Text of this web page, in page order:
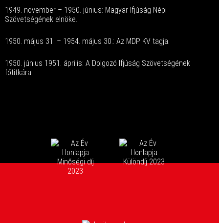
1949. november – 1950. június: Magyar Ifjúság Népi
Szövetségének elnöke.
1950. május 31. – 1954. május 30.: Az MDP KV tagja.
1950. június 1951. április: A Dolgozó Ifjúság Szövetségének
főtitkára.